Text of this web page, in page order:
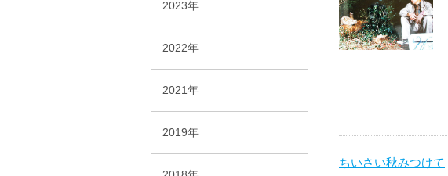
ちいさい秋みつけて
2023年
2022年
2021年
2019年